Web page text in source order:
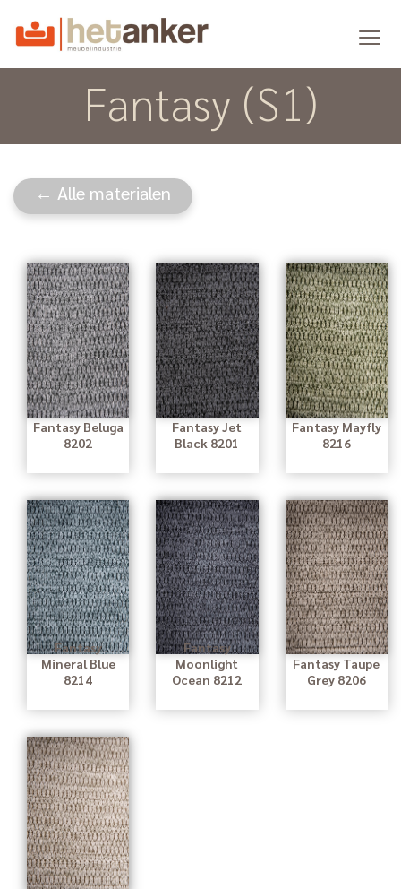
Fantasy (S1)
← Alle materialen
Fantasy Beluga
8202
Fantasy Jet
Black 8201
Fantasy Mayfly
8216
Fantasy
Mineral Blue
8214
Fantasy
Moonlight
Ocean 8212
Fantasy Taupe
Grey 8206